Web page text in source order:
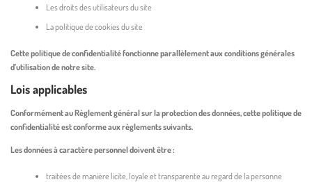
Les droits des utilisateurs du site
La politique de cookies du site
Cette politique de confidentialité fonctionne parallèlement aux conditions générales
d’utilisation de notre site.
Lois applicables
Conformément au Règlement général sur la protection des données, cette politique de
confidentialité est conforme aux règlements suivants.
Les données à caractère personnel doivent être :
traitées de manière licite, loyale et transparente au regard de la personne